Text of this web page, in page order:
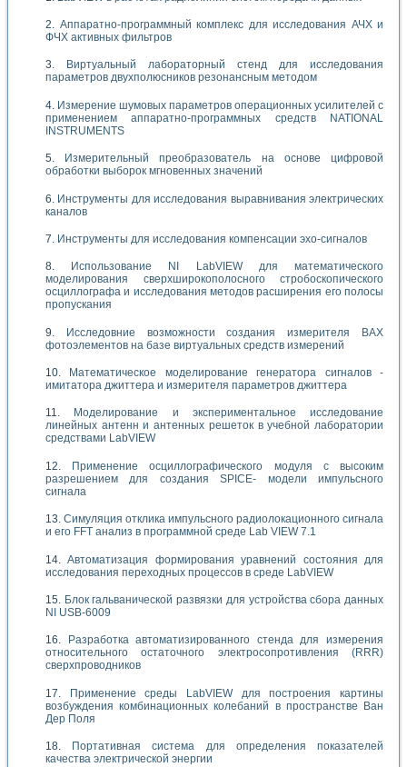
Аппаратно-программный комплекс для исследования АЧХ и
ФЧХ активных фильтров
Виртуальный лабораторный стенд для исследования
параметров двухполюсников резонансным методом
Измерение шумовых параметров операционных усилителей с
применением аппаратно-программных средств NATIONAL
INSTRUMENTS
Измерительный преобразователь на основе цифровой
обработки выборок мгновенных значений
Инструменты для исследования выравнивания электрических
каналов
Инструменты для исследования компенсации эхо-сигналов
Использование NI LabVIEW для математического
моделирования сверхширокополосного стробоскопического
осциллографа и исследования методов расширения его полосы
пропускания
Исследовние возможности создания измерителя ВАХ
фотоэлементов на базе виртуальных средств измерений
Математическое моделирование генератора сигналов -
имитатора джиттера и измерителя параметров джиттера
Моделирование и экспериментальное исследование
линейных антенн и антенных решеток в учебной лаборатории
средствами LabVIEW
Применение осциллографического модуля с высоким
разрешением для создания SPICE- модели импульсного
сигнала
Симуляция отклика импульсного радиолокационного сигнала
и его FFT анализ в программной среде Lab VIEW 7.1
Автоматизация формирования уравнений состояния для
исследования переходных процессов в среде LabVIEW
Блок гальванической развязки для устройства сбора данных
NI USB-6009
Разработка автоматизированного стенда для измерения
относительного остаточного электросопротивления (RRR)
сверхпроводников
Применение среды LabVIEW для построения картины
возбуждения комбинационных колебаний в пространстве Ван
Дер Поля
Портативная система для определения показателей
качества электрической энергии